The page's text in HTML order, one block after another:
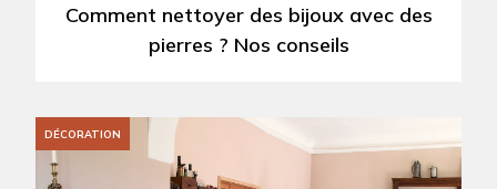
Comment nettoyer des bijoux avec des
pierres ? Nos conseils
DÉCORATION